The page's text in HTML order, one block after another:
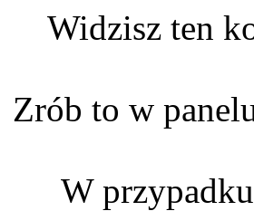
Widzisz ten
Zrób to w
W